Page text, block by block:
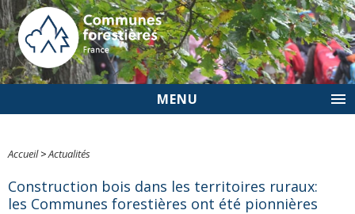
MENU
Accueil>Actualités
Construction bois dans les territoires ruraux:
les Communes forestières ont été pionnières